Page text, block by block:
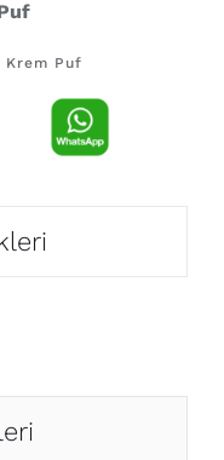
Krem Puf